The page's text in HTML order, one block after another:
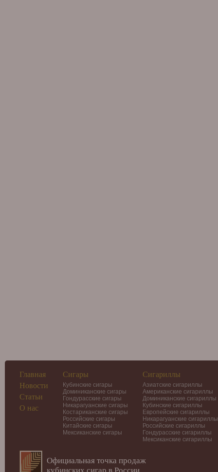
Главная
Новости
Статьи
О нас
Сигары
Кубинские сигары
Доминиканские сигары
Гондурасские сигары
Никарагуанские сигары
Костариканские сигары
Российские сигары
Китайские сигары
Мексиканские сигары
Сигариллы
Азиатские сигариллы
Американские сигариллы
Доминиканские сигариллы
Кубинские сигариллы
Европейские сигариллы
Никарагуанские сигариллы
Российские сигариллы
Гондурасские сигариллы
Мексиканские сигариллы
Официальная точка продаж